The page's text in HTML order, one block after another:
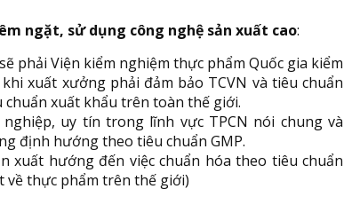
ngặt, sử dụng công nghệ sản xuất cao:
phải Viện kiểm nghiệm thực phẩm Quốc gia kiểm
xuất xưởng phải đảm bảo TCVN và tiêu chuẩn
chuẩn xuất khẩu trên toàn thế giới.
uy tín trong lĩnh vực TPCN nói chung và
định hướng theo tiêu chuẩn GMP.
xuất hướng đến việc chuẩn hóa theo tiêu chuẩn
về thực phẩm trên thế giới)